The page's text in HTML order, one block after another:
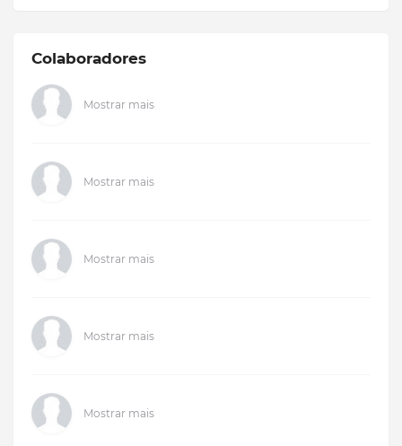
Colaboradores
Mostrar mais
Mostrar mais
Mostrar mais
Mostrar mais
Mostrar mais